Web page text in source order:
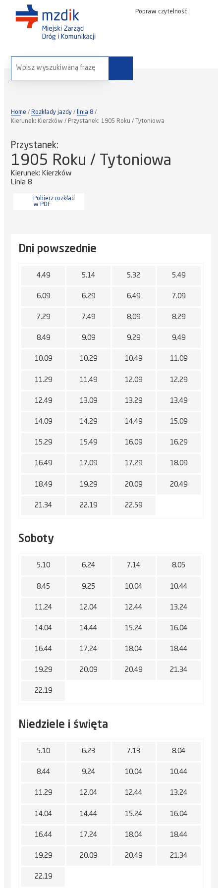
Popraw czytelność
wyszukaj na stronie:
Home Rozkłady jazdy
linia 8
Kierunek: Kierzków / Przystanek: 1905 Roku / Tytoniowa
Przystanek:
1905 Roku / Tytoniowa
Kierunek: Kierzków
Linia 8
Pobierz rozkład
w PDF
Dni powszednie
4.49 5.14 5.32 5.49
6.09 6.29 6.49 7.09
7.29 7.49 8.09 8.29
8.49 9.09 9.29 9.49
10.09 10.29 10.49 11.09
11.29 11.49 12.09 12.29
12.49 13.09 13.29 13.49
14.09 14.29 14.49 15.09
15.29 15.49 16.09 16.29
16.49 17.09 17.29 18.09
18.49 19.29 20.09 20.49
21.34 22.19 22.59
Soboty
5.10 6.24 7.14 8.05
8.45 9.25 10.04 10.44
11.24 12.04 12.44 13.24
14.04 14.44 15.24 16.04
16.44 17.24 18.04 18.44
19.29 20.09 20.49 21.34
22.19
Niedziele i święta
5.10 6.23 7.13 8.04
8.44 9.24 10.04 10.44
11.29 12.04 12.44 13.24
14.04 14.44 15.24 16.04
16.44 17.24 18.04 18.44
19.29 20.09 20.49 21.34
22.19